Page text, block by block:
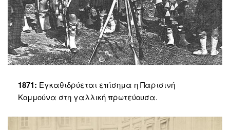
1871: Εγκαθιδρύεται επίσημα η Παρισινή
Κομμούνα στη γαλλική πρωτεύουσα.